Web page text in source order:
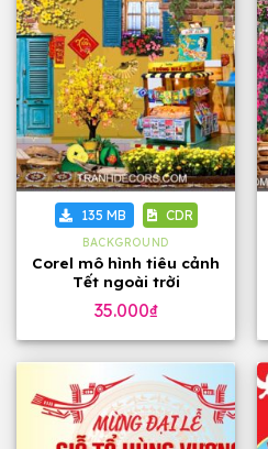
135 MB CDR
BACKGROUND
Corel mô hình tiêu cảnh
Tết ngoài trời
35.000₫